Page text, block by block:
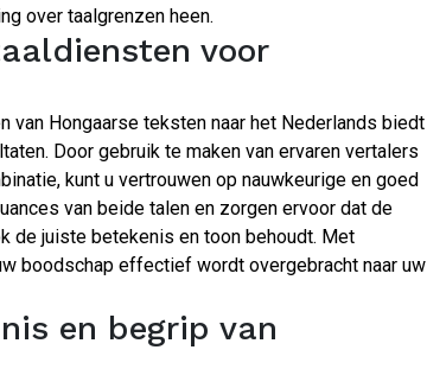
over taalgrenzen heen.
voor
Hongaarse teksten naar het Nederlands biedt
Door gebruik te maken van ervaren vertalers
kunt u vertrouwen op nauwkeurige en goed
van beide talen en zorgen ervoor dat de
de juiste betekenis en toon behoudt. Met
boodschap effectief wordt overgebracht naar uw
en begrip van